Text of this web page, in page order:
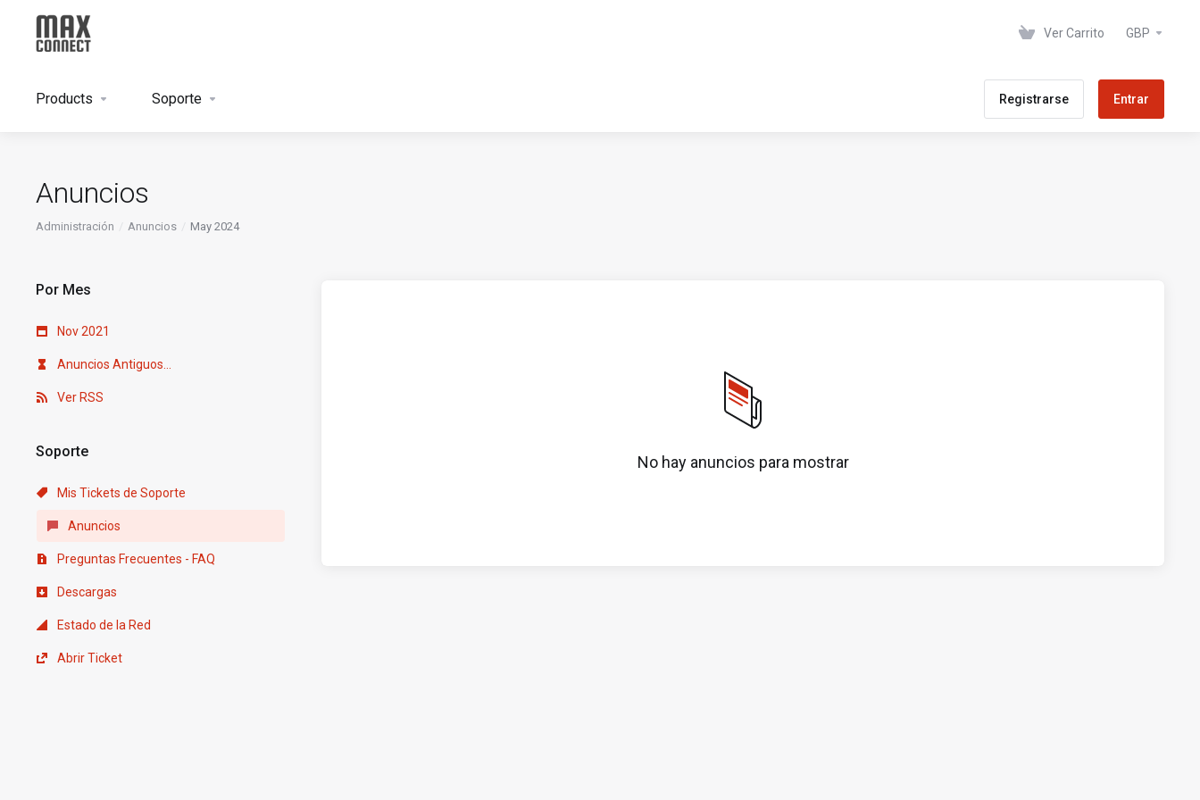
Ver Carrito GBP
Products Soporte Registrarse Entrar
Anuncios
Administración Anuncios May 2024
Por Mes
Nov 2021
Anuncios Antiguos...
Ver RSS
Soporte
Mis Tickets de Soporte
Anuncios
Preguntas Frecuentes - FAQ
Descargas
Estado de la Red
Abrir Ticket
No hay anuncios para mostrar